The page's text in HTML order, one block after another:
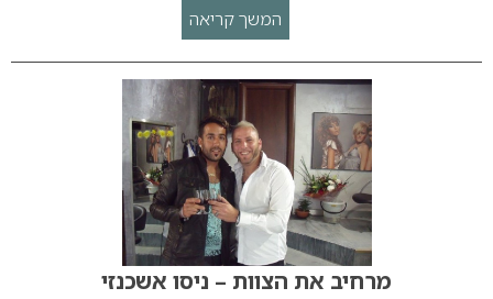
המשך קריאה
מרחיב את הצוות – ניסו אשכנזי